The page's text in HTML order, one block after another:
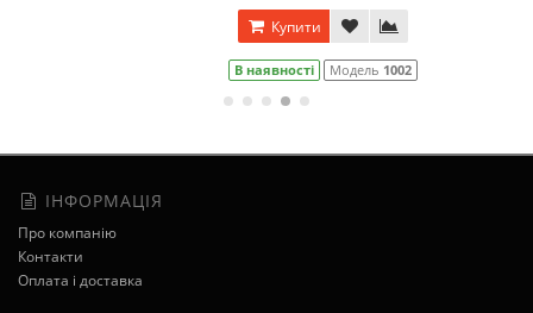
Купити
В наявності Модель1002
ІНФОРМАЦІЯ
Про компанію
Контакти
Оплата і доставка